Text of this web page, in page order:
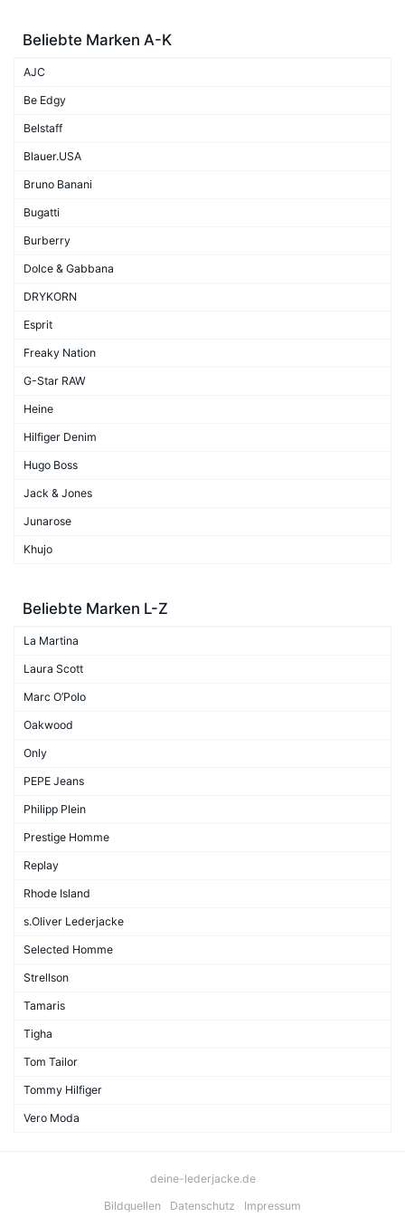
Beliebte Marken A-K
AJC
Be Edgy
Belstaff
Blauer.USA
Bruno Banani
Bugatti
Burberry
Dolce & Gabbana
DRYKORN
Esprit
Freaky Nation
G-Star RAW
Heine
Hilfiger Denim
Hugo Boss
Jack & Jones
Junarose
Khujo
Beliebte Marken L-Z
La Martina
Laura Scott
Marc O’Polo
Oakwood
Only
PEPE Jeans
Philipp Plein
Prestige Homme
Replay
Rhode Island
s.Oliver Lederjacke
Selected Homme
Strellson
Tamaris
Tigha
Tom Tailor
Tommy Hilfiger
Vero Moda
deine-lederjacke.de
Bildquellen
Datenschutz Impressum